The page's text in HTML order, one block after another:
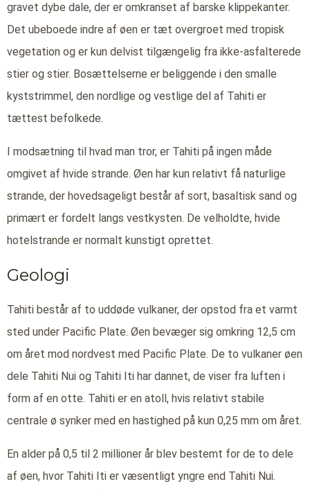
gravet dybe dale, der er omkranset af barske klippekanter.
Det ubeboede indre af øen er tæt overgroet med tropisk
vegetation og er kun delvist tilgængelig fra ikke-asfalterede
stier og stier. Bosættelserne er beliggende i den smalle
kyststrimmel, den nordlige og vestlige del af Tahiti er
tættest befolkede.
I modsætning til hvad man tror, er Tahiti på ingen måde
omgivet af hvide strande. Øen har kun relativt få naturlige
strande, der hovedsageligt består af sort, basaltisk sand og
primært er fordelt langs vestkysten. De velholdte, hvide
hotelstrande er normalt kunstigt oprettet.
Geologi
Tahiti består af to uddøde vulkaner, der opstod fra et varmt
sted under Pacific Plate. Øen bevæger sig omkring 12,5 cm
om året mod nordvest med Pacific Plate. De to vulkaner øen
dele Tahiti Nui og Tahiti Iti har dannet, de viser fra luften i
form af en otte. Tahiti er en atoll, hvis relativt stabile
centrale ø synker med en hastighed på kun 0,25 mm om året.
En alder på 0,5 til 2 millioner år blev bestemt for de to dele
af øen, hvor Tahiti Iti er væsentligt yngre end Tahiti Nui.